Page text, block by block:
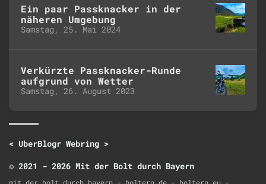
Ein paar Passknacker in der
näheren Umgebung
Samstag, 25. Mai 2024
Verkürzte Passknacker-Runde
aufgrund von Wetter
Samstag, 26. August 2023
< UberBlogr Webring >
© 2021 - 2026 Mit der Bolt durch Bayern
mit.der.bolt.durch.bayern - boltern.de - boltern.eu -